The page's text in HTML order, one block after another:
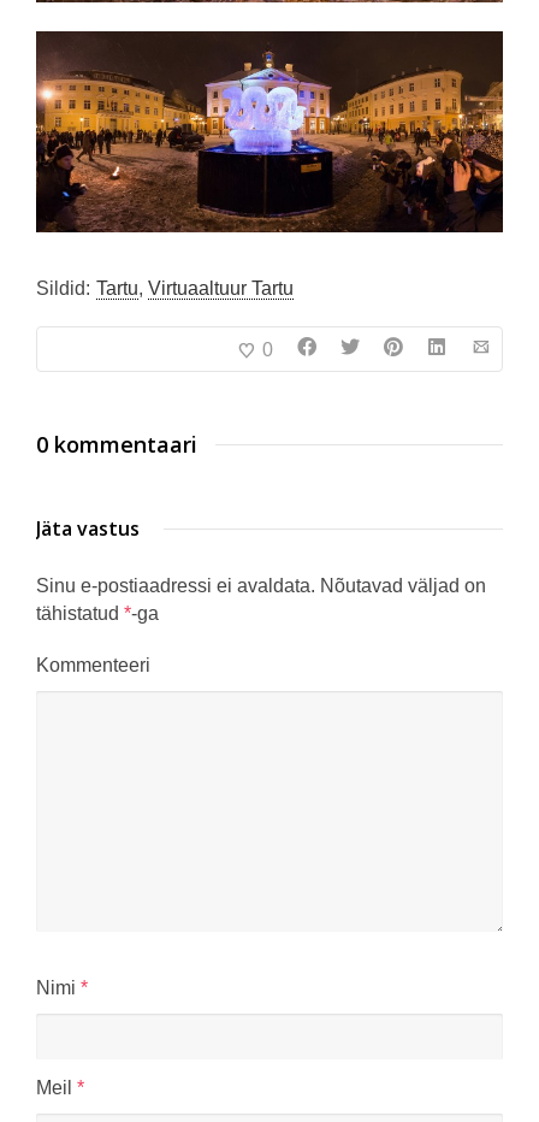
Sildid: Tartu, Virtuaaltuur Tartu
0
0 kommentaari
Jäta vastus
Sinu e-postiaadressi ei avaldata. Nõutavad väljad on
tähistatud *-ga
Kommenteeri
Nimi *
Meil *